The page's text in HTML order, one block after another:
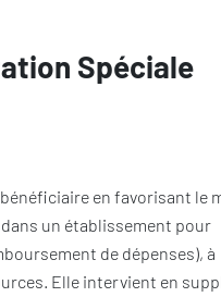
Spéciale
en favorisant le
un établissement pour
de dépenses), à
Elle intervient en